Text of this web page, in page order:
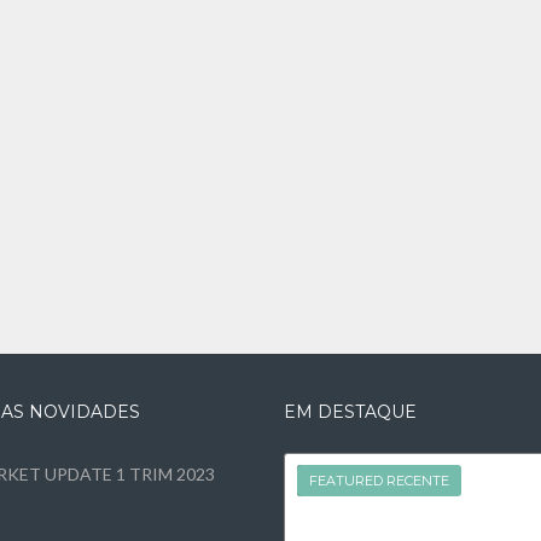
NOVIDADES
UPDATE 1 TRIM 2023
EM DESTAQUE
FEATURED
FEATURED RECENTE